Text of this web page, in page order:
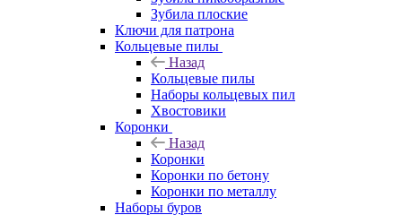
Зубила плоские
Ключи для патрона
Кольцевые пилы
Назад
Кольцевые пилы
Наборы кольцевых пил
Хвостовики
Коронки
Назад
Коронки
Коронки по бетону
Коронки по металлу
Наборы буров